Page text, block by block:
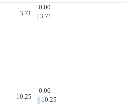
3.71
0.00
3.71
10.25
0.00
10.25